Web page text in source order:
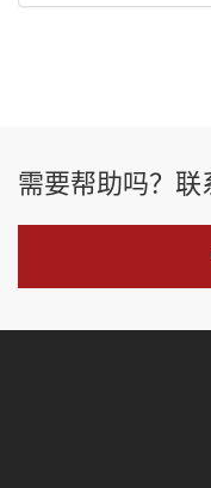
需要帮助吗？